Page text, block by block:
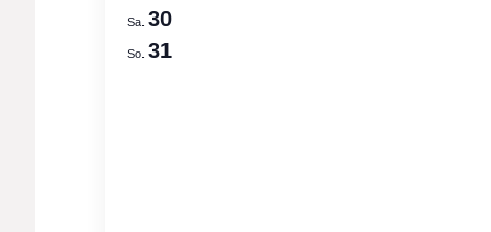
Sa. 30
So. 31